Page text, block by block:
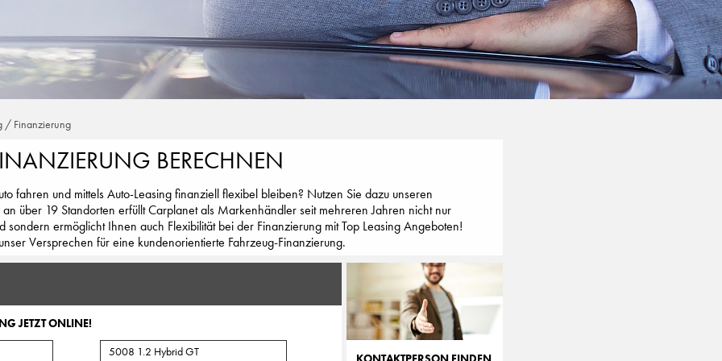
/ Finanzierung
BERECHNEN
fahren und mittels Auto-Leasing finanziell flexibel bleiben? Nutzen Sie dazu unseren
über 19 Standorten erfüllt Carplanet als Markenhändler seit mehreren Jahren nicht nur
sondern ermöglicht Ihnen auch Flexibilität bei der Finanzierung mit Top Leasing Angeboten!
Versprechen für eine kundenorientierte Fahrzeug-Finanzierung.
JETZT ONLINE!